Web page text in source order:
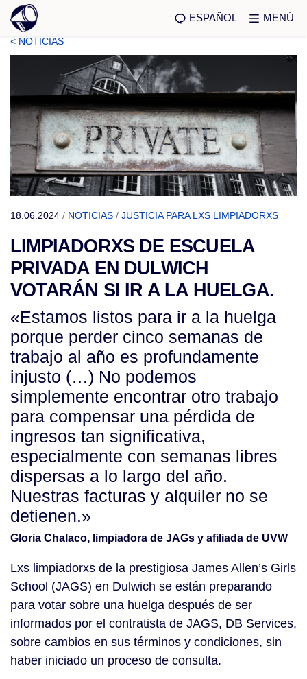
ESPAÑOL MENÚ
< NOTICIAS
18.06.2024 / NOTICIAS / JUSTICIA PARA LXS LIMPIADORXS
LIMPIADORXS DE ESCUELA
PRIVADA EN DULWICH
VOTARÁN SI IR A LA HUELGA.
«Estamos listos para ir a la huelga
porque perder cinco semanas de
trabajo al año es profundamente
injusto (…) No podemos
simplemente encontrar otro trabajo
para compensar una pérdida de
ingresos tan significativa,
especialmente con semanas libres
dispersas a lo largo del año.
Nuestras facturas y alquiler no se
detienen.»
Gloria Chalaco, limpiadora de JAGs y afiliada de UVW
Lxs limpiadorxs de la prestigiosa James Allen’s Girls
School (JAGS) en Dulwich se están preparando
para votar sobre una huelga después de ser
informados por el contratista de JAGS, DB Services,
sobre cambios en sus términos y condiciones, sin
haber iniciado un proceso de consulta.